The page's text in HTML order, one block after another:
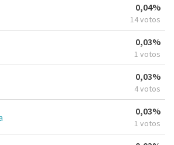
0,04%
14 votos
0,03%
1 votos
0,03%
4 votos
0,03%
1 votos